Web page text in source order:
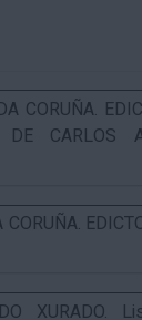
CORUÑA.
DE CARLOS
XURADO.